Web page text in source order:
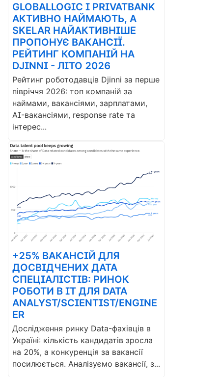
GLOBALLOGIC І PRIVATBANK
АКТИВНО НАЙМАЮТЬ, А
SKELAR НАЙАКТИВНІШЕ
ПРОПОНУЄ ВАКАНСІЇ.
РЕЙТИНГ КОМПАНІЙ НА
DJINNI - ЛІТО 2026
Рейтинг роботодавців Djinni за перше
півріччя 2026: топ компаній за
наймами, вакансіями, зарплатами,
AI-вакансіями, response rate та
інтерес...
+25% ВАКАНСІЙ ДЛЯ
ДОСВІДЧЕНИХ ДАТА
СПЕЦІАЛІСТІВ: РИНОК
РОБОТИ В ІТ ДЛЯ DATA
ANALYST/SCIENTIST/ENGINE
ER
Дослідження ринку Data-фахівців в
Україні: кількість кандидатів зросла
на 20%, а конкуренція за вакансії
посилюється. Аналізуємо вакансії, з...